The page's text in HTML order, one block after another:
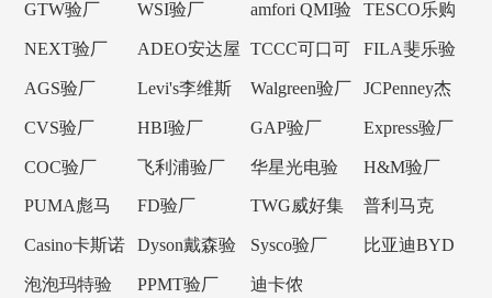
元树验厂
GTW验厂 WSI验厂
amfori QMI验
厂
TESCO乐购
验厂
NEXT验厂
ADEO安达屋
验厂
TCCC可口可
乐验厂
FILA斐乐验
厂
AGS验厂
Levi's李维斯
验厂
Walgreen验厂
JCPenney杰
西潘尼验厂
CVS验厂 HBI验厂 GAP验厂 Express验厂
COC验厂 飞利浦验厂
华星光电验
厂
H&M验厂
PUMA彪马
验厂
FD验厂
TWG威好集
团验厂
普利马克
Primark验厂
Casino卡斯诺
验厂
Dyson戴森验
厂
Sysco验厂
比亚迪BYD
泡泡玛特验
PPMT验厂
迪卡侬